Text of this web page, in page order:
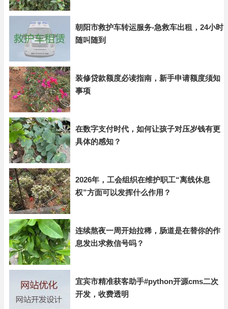
朝阳市救护车转运服务-急救车出租，24小时
随叫随到
装修贷款额度必读指南，新手申请额度须知
事项
在数字支付时代，如何让孩子对压岁钱有更
具体的感知？
2026年，工会组织在维护职工“离线休息
权”方面可以发挥什么作用？
连续熬夜一周开始拉稀，肠道是在替你的作
息发出求救信号吗？
宜宾市精准获客助手#python开源cms二次
开发，收费透明